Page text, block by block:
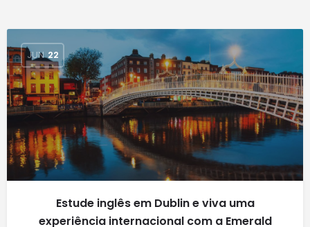
JUN 22
Estude inglês em Dublin e viva uma
experiência internacional com a Emerald